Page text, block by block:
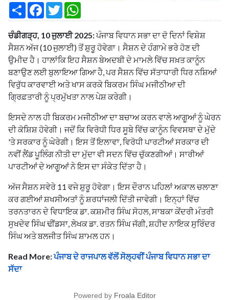
S
a
r
e
F
c
e
b
o
o
k
T
w
i
t
t
e
r
a
t
s
A
p
p
ਚੰਡੀਗੜ੍ਹ, 10 ਜੁਲਾਈ 2025:ਪੰਜਾਬ ਵਿਧਾਨ ਸਭਾ ਦਾ ਦੋ ਦਿਨਾਂ ਵਿਸ਼ੇਸ਼
ਸੈਸ਼ਨ ਅੱਜ (10 ਜੁਲਾਈ) ਤੋਂ ਸ਼ੁਰੂ ਹੋਵੇਗਾ। ਸੈਸ਼ਨ ਦੇ ਹੰਗਾਮੇ ਭਰੇ ਹੋਣ ਦੀ
ਉਮੀਦ ਹੈ। ਹਾਲਾਂਕਿ ਇਹ ਸੈਸ਼ਨ ਬੇਅਦਬੀ ਦੇ ਮਾਮਲੇ ਵਿੱਚ ਸਖ਼ਤ ਕਾਨੂੰਨ
ਬਣਾਉਣ ਲਈ ਬੁਲਾਇਆ ਗਿਆ ਹੈ, ਪਰ ਸੈਸ਼ਨ ਵਿੱਚ ਸੱਤਾਧਾਰੀ ਧਿਰ ਨਸ਼ਿਆਂ
ਵਿਰੁੱਧ ਕਾਰਵਾਈ ਅਤੇ ਖਾਸ ਕਰਕੇ ਬਿਕਰਮ ਸਿੰਘ ਮਜੀਠੀਆ ਦੀ
ਗ੍ਰਿਫ਼ਤਾਰੀ ਨੂੰ ਪ੍ਰਮੁੱਖਤਾ ਨਾਲ ਪੇਸ਼ ਕਰੇਗੀ।
ਇਸਦੇ ਨਾਲ ਹੀ ਬਿਕਰਮ ਮਜੀਠੀਆ ਦਾ ਬਚਾਅ ਕਰਨ ਵਾਲੇ ਆਗੂਆਂ ਨੂੰ ਘੇਰਨ
ਦੀ ਕੋਸ਼ਿਸ਼ ਹੋਵੇਗੀ। ਜਦੋਂ ਕਿ ਵਿਰੋਧੀ ਧਿਰ ਸੂਬੇ ਵਿੱਚ ਕਾਨੂੰਨ ਵਿਵਸਥਾ ਦੇ ਮੁੱਦੇ
'ਤੇ ਸਰਕਾਰ ਨੂੰ ਘੇਰੇਗੀ। ਇਸ ਤੋਂ ਇਲਾਵਾ, ਵਿਰੋਧੀ ਪਾਰਟੀਆਂ ਸਰਕਾਰ ਦੀ
ਨਵੀਂ ਲੈਂਡ ਪੂਲਿੰਗ ਨੀਤੀ ਦਾ ਮੁੱਦਾ ਵੀ ਸਦਨ ਵਿੱਚ ਚੁੱਕਣਗੀਆਂ। ਸਾਰੀਆਂ
ਪਾਰਟੀਆਂ ਦੇ ਆਗੂਆਂ ਨੇ ਇਸ ਦਾ ਸੰਕੇਤ ਦਿੱਤਾ ਹੈ।
ਅੱਜ ਸੈਸ਼ਨ ਸਵੇਰੇ 11 ਵਜੇ ਸ਼ੁਰੂ ਹੋਵੇਗਾ। ਇਸ ਦੌਰਾਨ ਪਹਿਲਾਂ ਅਕਾਲ ਚਲਾਣਾ
ਕਰ ਗਈਆਂ ਸ਼ਖਸੀਅਤਾਂ ਨੂੰ ਸ਼ਰਧਾਂਜਲੀ ਦਿੱਤੀ ਜਾਵੇਗੀ। ਇਨ੍ਹਾਂ ਵਿੱਚ
ਤਰਨਤਾਰਨ ਦੇ ਵਿਧਾਇਕ ਡਾ. ਕਸ਼ਮੀਰ ਸਿੰਘ ਸੋਹਲ, ਸਾਬਕਾ ਕੇਂਦਰੀ ਮੰਤਰੀ
ਸੁਖਦੇਵ ਸਿੰਘ ਢੀਂਡਸਾ, ਲੇਖਕ ਡਾ. ਰਤਨ ਸਿੰਘ ਜੱਗੀ, ਸ਼ਹੀਦ ਨਾਇਕ ਸੁਰਿੰਦਰ
ਸਿੰਘ ਅਤੇ ਬਲਜੀਤ ਸਿੰਘ ਸ਼ਾਮਲ ਹਨ।
Read More:ਪੰਜਾਬ ਦੇ ਰਾਜਪਾਲ ਵੱਲੋਂ ਸੋਲ੍ਹਵੀਂ ਪੰਜਾਬ ਵਿਧਾਨ ਸਭਾ ਦਾ
ਸੱਦਾ
Powered by Froala Editor